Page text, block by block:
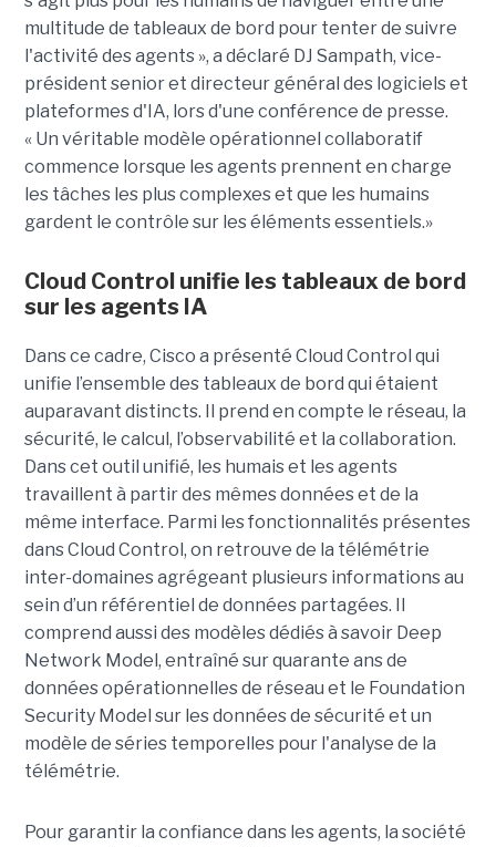
multitude de tableaux de bord pour tenter de suivre
l'activité des agents », a déclaré DJ Sampath, vice-
président senior et directeur général des logiciels et
plateformes d'IA, lors d'une conférence de presse.
« Un véritable modèle opérationnel collaboratif
commence lorsque les agents prennent en charge
les tâches les plus complexes et que les humains
gardent le contrôle sur les éléments essentiels.»
Cloud Control unifie les tableaux de bord
sur les agents IA
Dans ce cadre, Cisco a présenté Cloud Control qui
unifie l’ensemble des tableaux de bord qui étaient
auparavant distincts. Il prend en compte le réseau, la
sécurité, le calcul, l’observabilité et la collaboration.
Dans cet outil unifié, les humais et les agents
travaillent à partir des mêmes données et de la
même interface. Parmi les fonctionnalités présentes
dans Cloud Control, on retrouve de la télémétrie
inter-domaines agrégeant plusieurs informations au
sein d’un référentiel de données partagées. Il
comprend aussi des modèles dédiés à savoir Deep
Network Model, entraîné sur quarante ans de
données opérationnelles de réseau et le Foundation
Security Model sur les données de sécurité et un
modèle de séries temporelles pour l'analyse de la
télémétrie.
Pour garantir la confiance dans les agents, la société